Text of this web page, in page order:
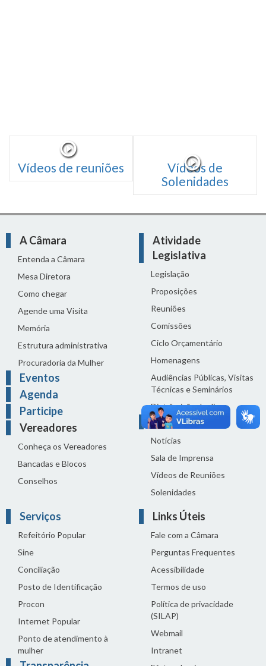
Vídeos de reuniões
Vídeos de
Solenidades
A Câmara
Entenda a Câmara
Mesa Diretora
Como chegar
Agende uma Visita
Memória
Estrutura administrativa
Procuradoria da Mulher
Eventos
Agenda
Participe
Vereadores
Conheça os Vereadores
Bancadas e Blocos
Conselhos
Atividade
Legislativa
Legislação
Proposições
Reuniões
Comissões
Ciclo Orçamentário
Homenagens
Audiências Públicas, Visitas
Técnicas e Seminários
Distribuição do dia
Comunicação
Notícias
Sala de Imprensa
Vídeos de Reuniões
Solenidades
Serviços
Refeitório Popular
Sine
Conciliação
Posto de Identificação
Procon
Internet Popular
Ponto de atendimento à
mulher
Links Úteis
Fale com a Câmara
Perguntas Frequentes
Acessibilidade
Termos de uso
Política de privacidade
(SILAP)
Webmail
Intranet